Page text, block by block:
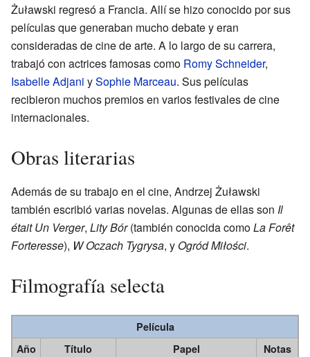
Żuławski regresó a Francia. Allí se hizo conocido por sus
películas que generaban mucho debate y eran
consideradas de cine de arte. A lo largo de su carrera,
trabajó con actrices famosas como Romy Schneider,
Isabelle Adjani ySophie Marceau. Sus películas
recibieron muchos premios en varios festivales de cine
internacionales.
Obras literarias
Además de su trabajo en el cine, Andrzej Żuławski
también escribió varias novelas. Algunas de ellas son Il
était Un Verger, Lity Bór(también conocida comoLa Forêt
Forteresse), W Oczach Tygrysa, y Ogród Miłości.
Filmografía selecta
Película
Año
Título Papel Notas